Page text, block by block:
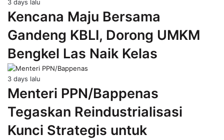
3 days lalu
Kencana Maju Bersama
Gandeng KBLI, Dorong UMKM
Bengkel Las Naik Kelas
3 days lalu
Menteri PPN/Bappenas
Tegaskan Reindustrialisasi
Kunci Strategis untuk